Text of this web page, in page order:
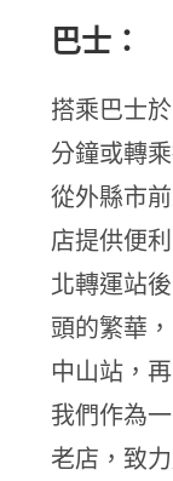
巴士：
搭乘巴士
分鐘或轉
從外縣市
店提供便
北轉運站
頭的繁華
中山站，
我們作為
老店，致